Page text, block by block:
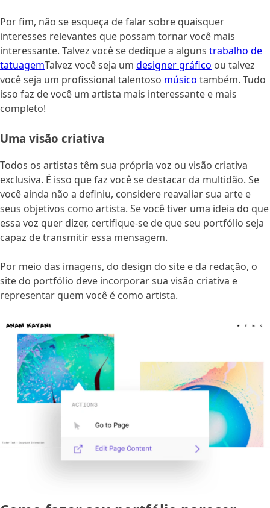
Por fim, não se esqueça de falar sobre quaisquer
interesses relevantes que possam tornar você mais
interessante. Talvez você se dedique a alguns trabalho de
tatuagemTalvez você seja um designer gráfico ou talvez
você seja um profissional talentoso músico também. Tudo
isso faz de você um artista mais interessante e mais
completo!
Uma visão criativa
Todos os artistas têm sua própria voz ou visão criativa
exclusiva. É isso que faz você se destacar da multidão. Se
você ainda não a definiu, considere reavaliar sua arte e
seus objetivos como artista. Se você tiver uma ideia do que
essa voz quer dizer, certifique-se de que seu portfólio seja
capaz de transmitir essa mensagem.
Por meio das imagens, do design do site e da redação, o
site do portfólio deve incorporar sua visão criativa e
representar quem você é como artista.